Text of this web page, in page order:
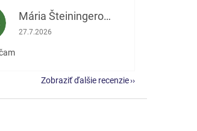
Mária Šteiningerová
Hodnotenie obchodu je 5 z 5 hviezdičiek.
27.7.2026
Zobraziť ďalšie recenzie